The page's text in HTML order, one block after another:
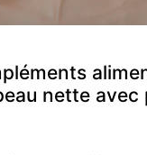
nette avec